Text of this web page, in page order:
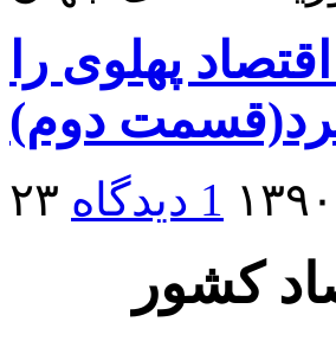
پهلوی را
کرد(قسمت دوم)
1 دیدگاه
کشور